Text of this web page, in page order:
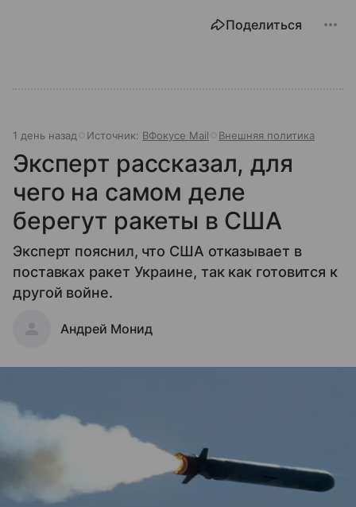
Поделиться
1 день назад Источник: ВФокусе Mail Внешняя политика
Эксперт рассказал, для
чего на самом деле
берегут ракеты в США
Эксперт пояснил, что США отказывает в
поставках ракет Украине, так как готовится к
другой войне.
Андрей Монид